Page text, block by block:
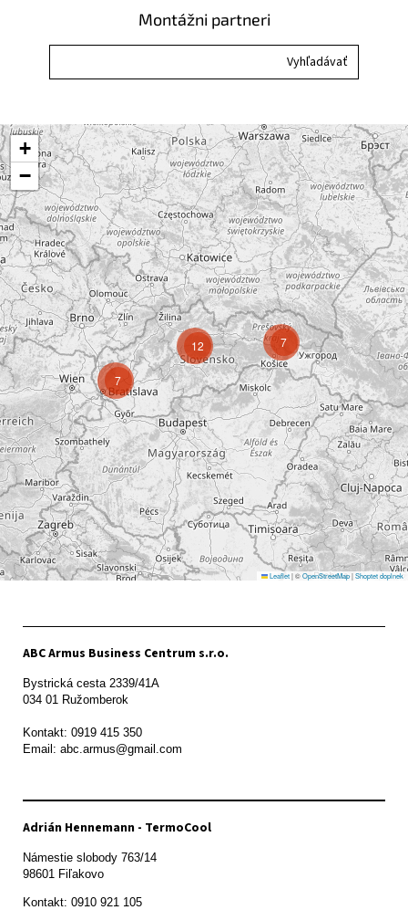
Montážni partneri
7
7
12
+
−
Leaflet|©OpenStreetMap|Shoptet doplnek
ABC Armus Business Centrum s.r.o.
Bystrická cesta 2339/41A
034 01 Ružomberok
Kontakt: 0919 415 350
Adrián Hennemann - TermoCool
Námestie slobody 763/14
98601 Fiľakovo
Kontakt: 0910 921 105